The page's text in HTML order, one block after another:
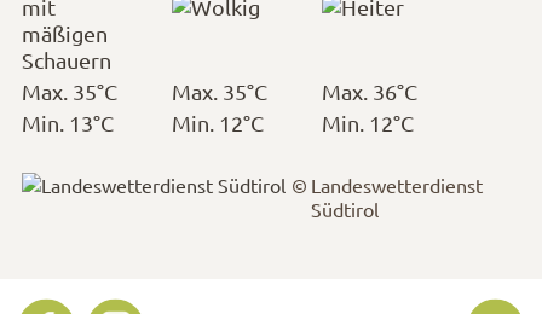
Max. 35°C Max. 35°C
Max. 36°C
Min. 13°C
Min. 12°C Min. 12°C
Landeswetterdienst
Südtirol